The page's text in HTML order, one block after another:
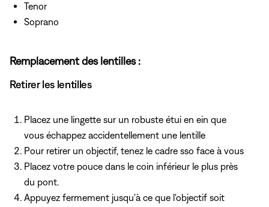
Tenor
Soprano
Remplacement des lentilles :
Retirer les lentilles
Placez une lingette sur un robuste étui en ein que
vous échappez accidentellement une lentille
Pour retirer un objectif, tenez le cadre sso face à vous
Placez votre pouce dans le coin inférieur le plus près
du pont.
Appuyez fermement jusqu'à ce que l'objectif soit